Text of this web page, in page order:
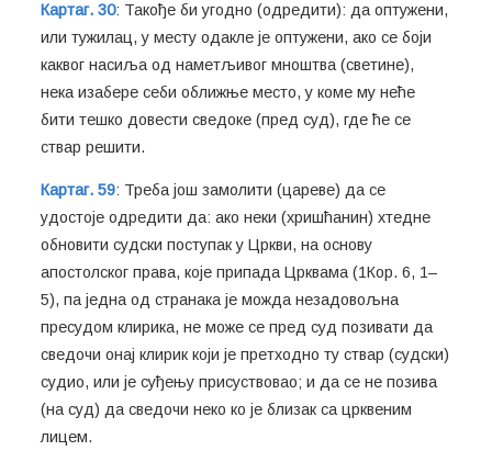
Картаг. 30: Такође би угодно (одредити): да оптужени,
или тужилац, у месту одакле је оптужени, ако се боји
каквог насиља од наметљивог мноштва (светине),
нека изабере себи оближње место, у коме му неће
бити тешко довести сведоке (пред суд), где ће се
ствар решити.
Картаг. 59: Треба још замолити (цареве) да се
удостоје одредити да: ако неки (хришћанин) хтедне
обновити судски поступак у Цркви, на основу
апостолског права, које припада Црквама (1Кор. 6, 1–
5), па једна од странака је можда незадовољна
пресудом клирика, не може се пред суд позивати да
сведочи онај клирик који је претходно ту ствар (судски)
судио, или је суђењу присуствовао; и да се не позива
(на суд) да сведочи неко ко је близак са црквеним
лицем.